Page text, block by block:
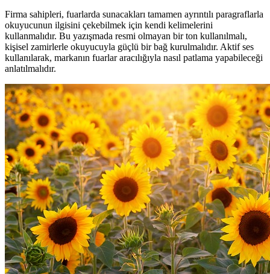
Firma sahipleri, fuarlarda sunacakları tamamen ayrıntılı paragraflarla
okuyucunun ilgisini çekebilmek için kendi kelimelerini
kullanmalıdır. Bu yazışmada resmi olmayan bir ton kullanılmalı,
kişisel zamirlerle okuyucuyla güçlü bir bağ kurulmalıdır. Aktif ses
kullanılarak, markanın fuarlar aracılığıyla nasıl patlama yapabileceği
anlatılmalıdır.